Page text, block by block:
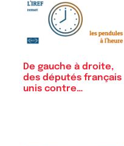
De gauche à droite,
des députés français
unis contre…